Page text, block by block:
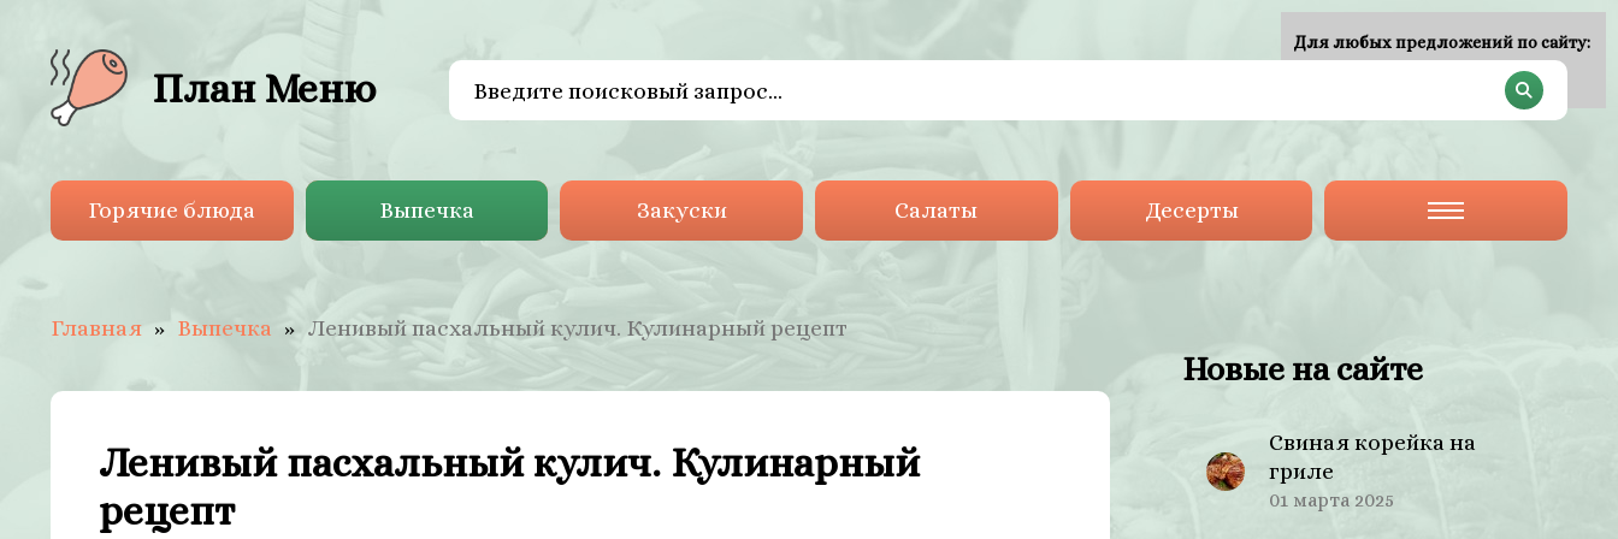
План Меню
Горячие блюда Выпечка Закуски Салаты Десерты
Главная Выпечка Ленивый пасхальный кулич. Кулинарный рецепт
Ленивый пасхальный кулич. Кулинарный
рецепт
Новые на сайте
Свиная корейка на
гриле
01 марта 2025
Для любых предложений по сайту: